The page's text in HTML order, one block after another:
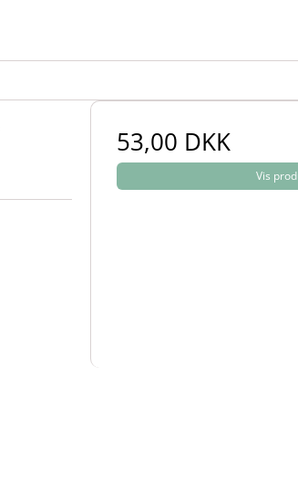
53,00 DKK
Vis